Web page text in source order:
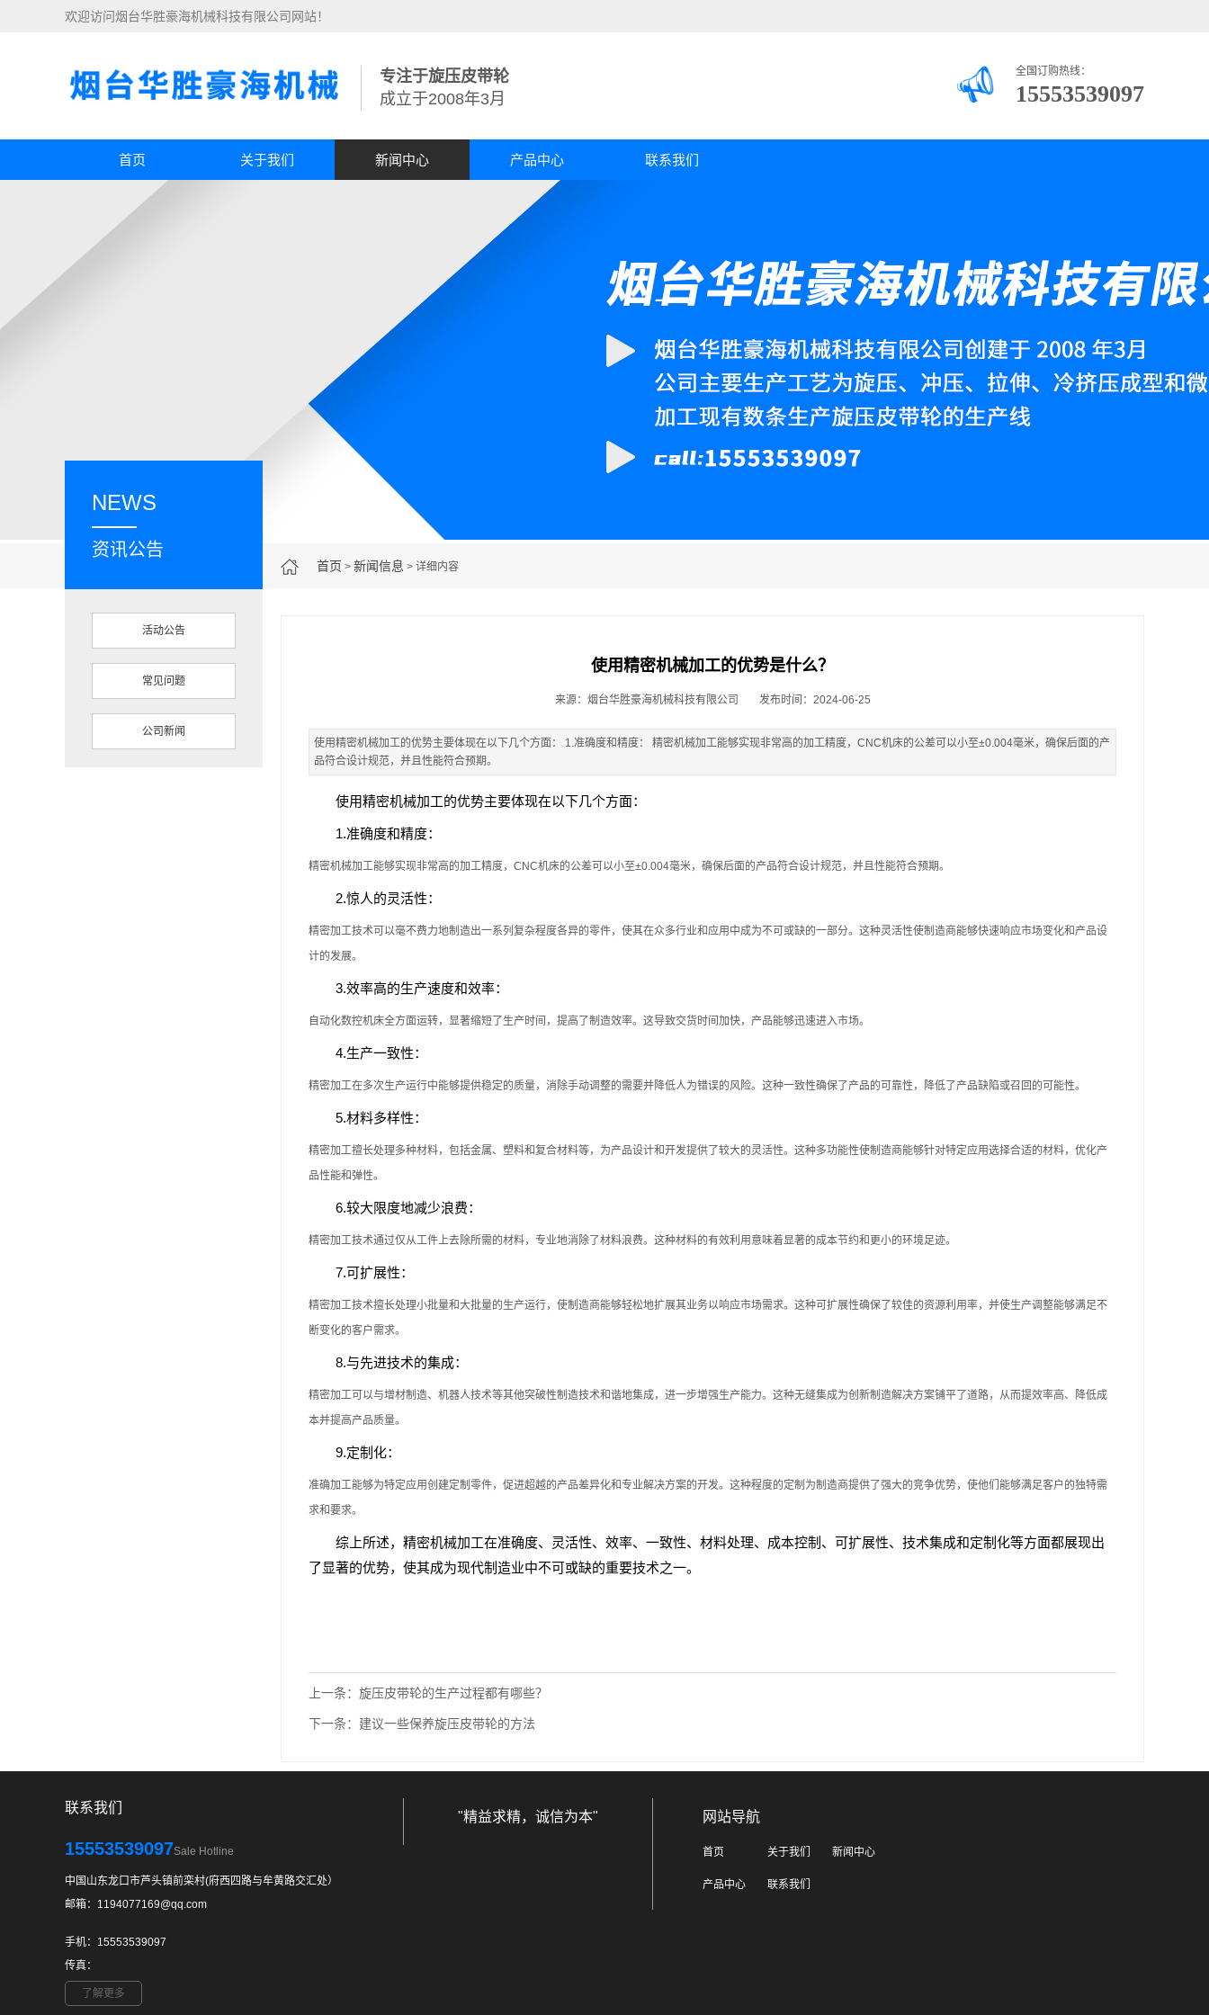
欢迎访问烟台华胜豪海机械科技有限公司网站！
专注于旋压皮带轮
成立于2008年3月
全国订购热线：
15553539097
首页 关于我们 新闻中心 产品中心 联系我们
首页 > 新闻信息 > 详细内容
NEWS
资讯公告
活动公告
常见问题
公司新闻
使用精密机械加工的优势是什么？
来源：烟台华胜豪海机械科技有限公司 发布时间：2024-06-25
使用精密机械加工的优势主要体现在以下几个方面： 1.准确度和精度： 精密机械加工能够实现非常高的加工精度，CNC机床的公差可以小至±0.004毫米，确保后面的产
品符合设计规范，并且性能符合预期。
使用精密机械加工的优势主要体现在以下几个方面：
1.准确度和精度：
精密机械加工能够实现非常高的加工精度，CNC机床的公差可以小至±0.004毫米，确保后面的产品符合设计规范，并且性能符合预期。
2.惊人的灵活性：
精密加工技术可以毫不费力地制造出一系列复杂程度各异的零件，使其在众多行业和应用中成为不可或缺的一部分。这种灵活性使制造商能够快速响应市场变化和产品设
计的发展。
3.效率高的生产速度和效率：
自动化数控机床全方面运转，显著缩短了生产时间，提高了制造效率。这导致交货时间加快，产品能够迅速进入市场。
4.生产一致性：
精密加工在多次生产运行中能够提供稳定的质量，消除手动调整的需要并降低人为错误的风险。这种一致性确保了产品的可靠性，降低了产品缺陷或召回的可能性。
5.材料多样性：
精密加工擅长处理多种材料，包括金属、塑料和复合材料等，为产品设计和开发提供了较大的灵活性。这种多功能性使制造商能够针对特定应用选择合适的材料，优化产
品性能和弹性。
6.较大限度地减少浪费：
精密加工技术通过仅从工件上去除所需的材料，专业地消除了材料浪费。这种材料的有效利用意味着显著的成本节约和更小的环境足迹。
7.可扩展性：
精密加工技术擅长处理小批量和大批量的生产运行，使制造商能够轻松地扩展其业务以响应市场需求。这种可扩展性确保了较佳的资源利用率，并使生产调整能够满足不
断变化的客户需求。
8.与先进技术的集成：
精密加工可以与增材制造、机器人技术等其他突破性制造技术和谐地集成，进一步增强生产能力。这种无缝集成为创新制造解决方案铺平了道路，从而提效率高、降低成
本并提高产品质量。
9.定制化：
准确加工能够为特定应用创建定制零件，促进超越的产品差异化和专业解决方案的开发。这种程度的定制为制造商提供了强大的竞争优势，使他们能够满足客户的独特需
求和要求。
综上所述，精密机械加工在准确度、灵活性、效率、一致性、材料处理、成本控制、可扩展性、技术集成和定制化等方面都展现出
了显著的优势，使其成为现代制造业中不可或缺的重要技术之一。
上一条： 旋压皮带轮的生产过程都有哪些？
下一条： 建议一些保养旋压皮带轮的方法
联系我们
15553539097Sale Hotline
中国山东龙口市芦头镇前栾村(府西四路与牟黄路交汇处）
邮箱：1194077169@qq.com
手机：15553539097
传真：
了解更多
"精益求精，诚信为本" 网站导航
首页 关于我们 新闻中心
产品中心 联系我们